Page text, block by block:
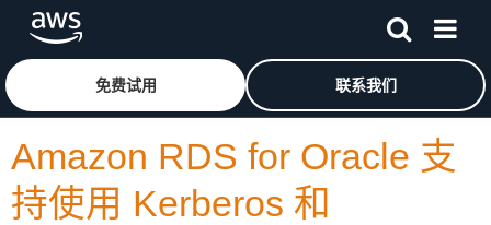
跳至主要内容
免费试用 联系我们
Amazon RDS for Oracle 支
持使用 Kerberos 和